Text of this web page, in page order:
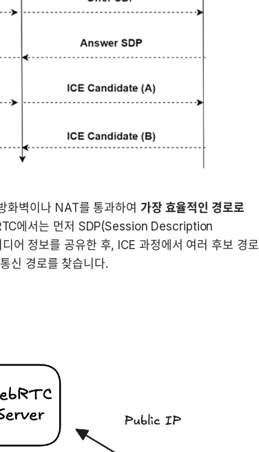
화벽이나 NAT를 통과하여 가장 효율적인 경로로
에서는 먼저 SDP(Session Description
정보를 공유한 후, ICE 과정에서 여러 후보 경로
신 경로를 찾습니다.